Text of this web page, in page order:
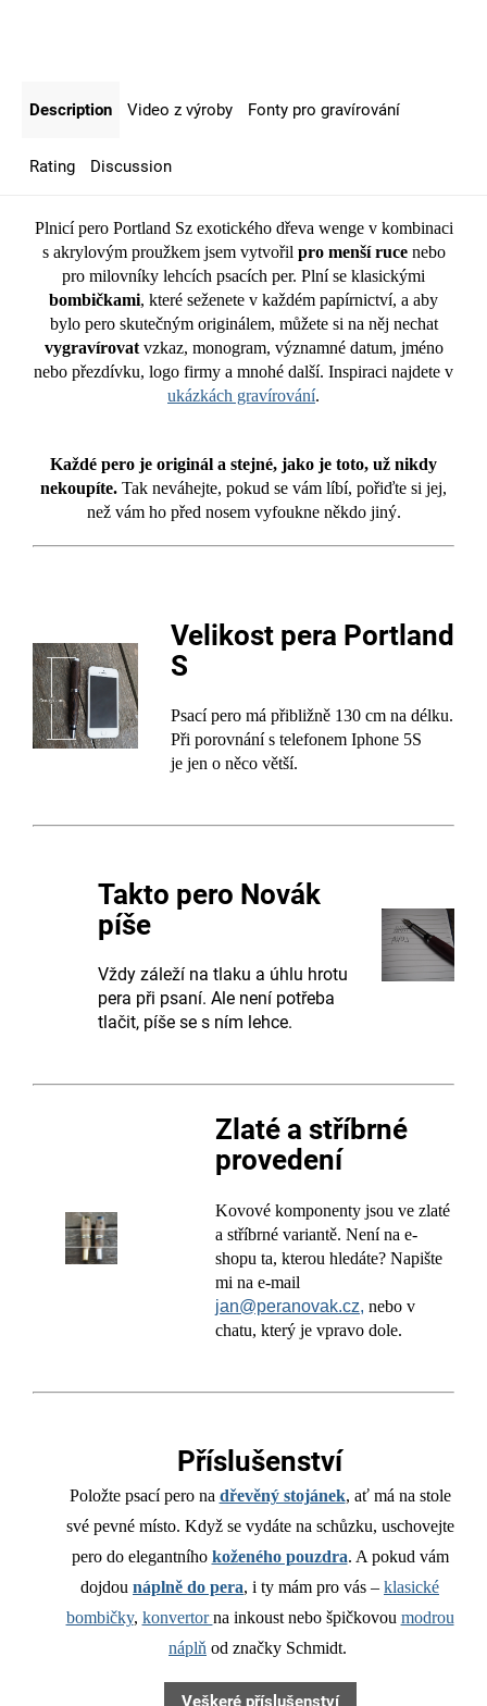
Description Video z výroby Fonty pro gravírování
Rating Discussion
Plnicí pero Portland Sz exotického dřeva wenge v kombinaci
s akrylovým proužkem jsem vytvořil pro menší rucenebo
pro milovníky lehcích psacích per. Plní se klasickými
bombičkami, které seženete v každém papírnictví, a aby
bylo pero skutečným originálem, můžete si na něj nechat
vygravírovatvzkaz, monogram, významné datum, jméno
nebo přezdívku, logo firmy a mnohé další. Inspiraci najdete v
ukázkách gravírování.
Každé pero je originál a stejné, jako je toto, už nikdy
nekoupíte. Tak neváhejte, pokud se vám líbí, pořiďte si jej,
než vám ho před nosem vyfoukne někdo jiný.
Velikost pera Portland
S
Psací pero má přibližně 130 cm na délku.
Při porovnání s telefonem Iphone 5S
je jen o něco větší.
Takto pero Novák
píše
Vždy záleží na tlaku a úhlu hrotu
pera při psaní. Ale není potřeba
tlačit, píše se s ním lehce.
Zlaté a stříbrné
provedení
Kovové komponenty jsou ve zlaté
a stříbrné variantě. Není na e-
shopu ta, kterou hledáte? Napište
mi na e-mail
jan@peranovak.cz, nebo v
chatu, který je vpravo dole.
Příslušenství
Položte psací pero na dřevěný stojánek, ať má na stole
své pevné místo. Když se vydáte na schůzku, uschovejte
pero do elegantního koženého pouzdra. A pokud vám
dojdou náplně do pera, i ty mám pro vás – klasické
bombičky, konvertorna inkoust nebo špičkovou modrou
náplň od značky Schmidt.
Veškeré příslušenství